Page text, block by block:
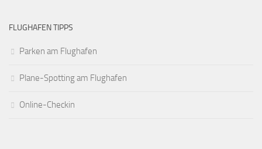
FLUGHAFEN TIPPS
Parken am Flughafen
Plane-Spotting am Flughafen
Online-Checkin